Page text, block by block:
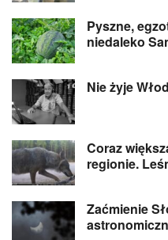
Pyszne,
niedaleko
Nie żyje
Coraz
regionie.
Zaćmienie